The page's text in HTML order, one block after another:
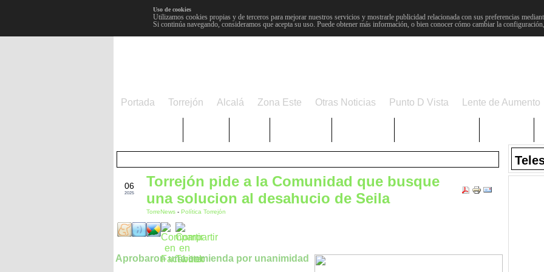
Uso de cookies
Utilizamos cookies propias y de terceros para mejorar nuestros servicios y mostrarle publicidad relacionada con sus preferencias
Si continúa navegando, consideramos que acepta su uso. Puede obtener más información, o bien conocer cómo cambiar la
Portada Torrejón Alcalá Zona Este Otras Noticias Punto D Vista Lente de Aumento
06
2025
Torrejón pide a la Comunidad que busque
una solucion al desahucio de Seila
TorreNews - Política Torrejón
Aprobaron una enmienda por unanimidad